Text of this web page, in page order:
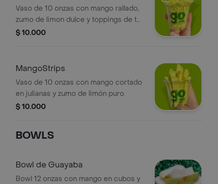
Vaso de 10 onzas con mango rallado,
zumo de limon dulce y toppings de tu
preferencia.
$ 10.000
MangoStrips
Vaso de 10 onzas con mango cortado
en julianas y zumo de limón puro.
$ 10.000
BOWLS
Bowl de Guayaba
Bowl 12 onzas con mango en cubos y